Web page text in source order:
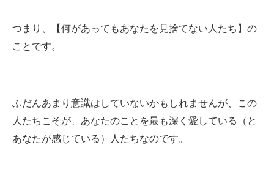
つまり、【何があってもあなたを見捨てない人たち】の
ことです。
ふだんあまり意識はしていないかもしれませんが、この
人たちこそが、あなたのことを最も深く愛している（と
あなたが感じている）人たちなのです。